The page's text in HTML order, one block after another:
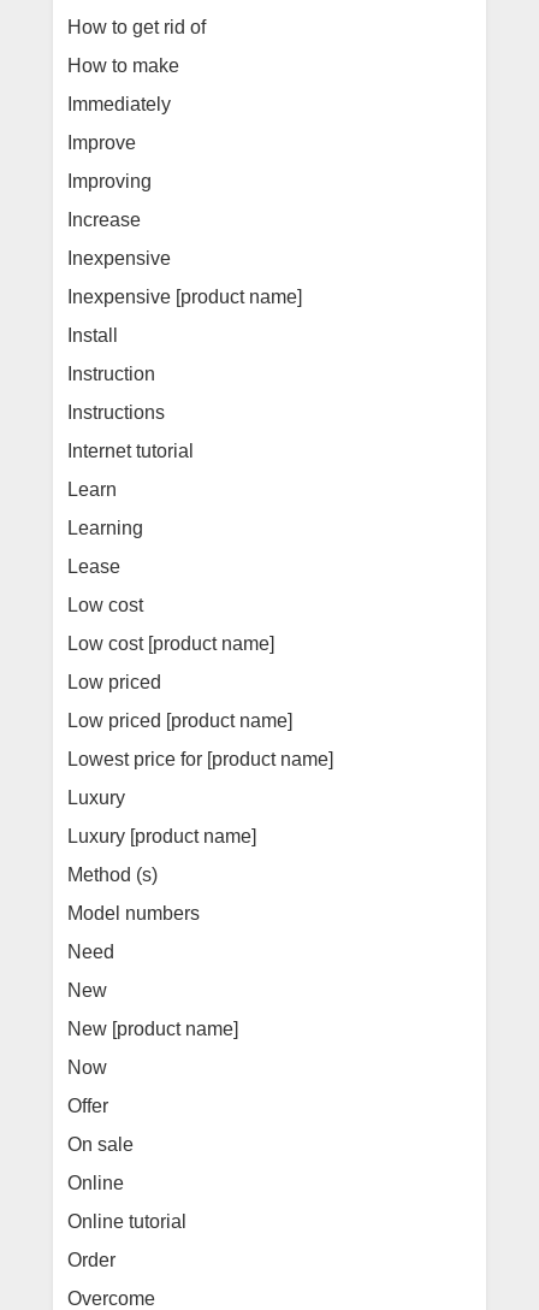
How to get rid of
How to make
Immediately
Improve
Improving
Increase
Inexpensive
Inexpensive [product name]
Install
Instruction
Instructions
Internet tutorial
Learn
Learning
Lease
Low cost
Low cost [product name]
Low priced
Low priced [product name]
Lowest price for [product name]
Luxury
Luxury [product name]
Method (s)
Model numbers
Need
New
New [product name]
Now
Offer
On sale
Online
Online tutorial
Order
Overcome